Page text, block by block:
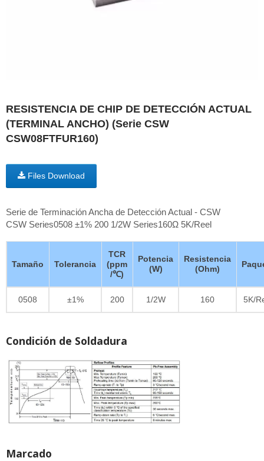
RESISTENCIA DE CHIP DE DETECCIÓN ACTUAL
(TERMINAL ANCHO) (Serie CSW
CSW08FTFUR160)
Files Download
Serie de Terminación Ancha de Detección Actual - CSW
CSW Series0508 ±1% 200 1/2W Series160Ω 5K/Reel
Tamaño Tolerancia
TCR
(ppm
/℃)
Potencia
(W)
Resistencia
(Ohm)
0508 ±1% 200 1/2W 160 5K/
Condición de Soldadura
Marcado